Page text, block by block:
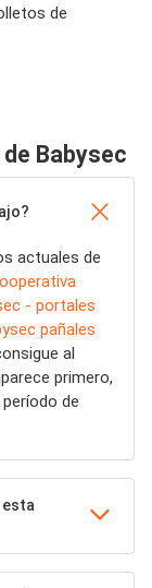
de
Babysec
actuales de
- portales
pañales
al
primero,
de
esta